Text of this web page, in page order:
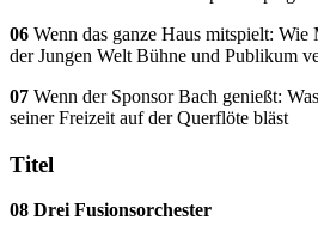
06 Wenn das ganze Haus mitspielt:
der Jungen Welt Bühne und Publikum
07 Wenn der Sponsor Bach genießt:
seiner Freizeit auf der Querflöte bläst
Titel
08 Drei Fusionsorchester